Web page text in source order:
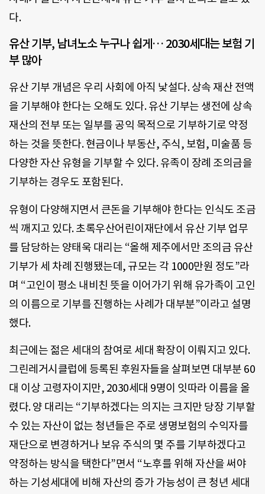
다.
유산 기부, 남녀노소 누구나 쉽게… 2030세대는 보험 기
부 많아
유산 기부 개념은 우리 사회에 아직 낯설다. 상속 재산 전액
을 기부해야 한다는 오해도 있다. 유산 기부는 생전에 상속
재산의 전부 또는 일부를 공익 목적으로 기부하기로 약정
하는 것을 뜻한다. 현금이나 부동산, 주식, 보험, 미술품 등
다양한 자산 유형을 기부할 수 있다. 유족이 장례 조의금을
기부하는 경우도 포함된다.
유형이 다양해지면서 큰돈을 기부해야 한다는 인식도 조금
씩 깨지고 있다. 초록우산어린이재단에서 유산 기부 업무
를 담당하는 양태욱 대리는 “올해 제주에서만 조의금 유산
기부가 세 차례 진행됐는데, 규모는 각 1000만원 정도”라
며 “고인이 평소 내비친 뜻을 이어가기 위해 유가족이 고인
의 이름으로 기부를 진행하는 사례가 대부분”이라고 설명
했다.
최근에는 젊은 세대의 참여로 세대 확장이 이뤄지고 있다.
그린레거시클럽에 등록된 후원자들을 살펴보면 대부분 60
대 이상 고령자이지만, 2030세대 9명이 잇따라 이름을 올
렸다. 양 대리는 “기부하겠다는 의지는 크지만 당장 기부할
수 있는 자산이 없는 청년들은 주로 생명보험의 수익자를
재단으로 변경하거나 보유 주식의 몇 주를 기부하겠다고
약정하는 방식을 택한다”면서 “노후를 위해 자산을 써야
하는 기성세대에 비해 자산의 증가 가능성이 큰 청년 세대